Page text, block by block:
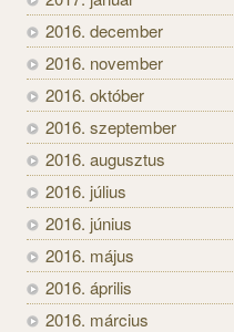
2016. december
2016. november
2016. október
2016. szeptember
2016. augusztus
2016. július
2016. június
2016. május
2016. április
2016. március